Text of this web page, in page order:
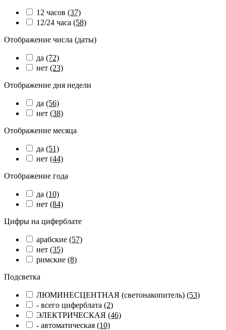
12 часов (37)
12/24 часа (58)
Отображение числа (даты)
да (72)
нет (23)
Отображение дня недели
да (56)
нет (38)
Отображение месяца
да (51)
нет (44)
Отображение года
да (10)
нет (84)
Цифры на циферблате
арабские (57)
нет (35)
римские (8)
Подсветка
ЛЮМИНЕСЦЕНТНАЯ (светонакопитель) (53)
- всего циферблата (2)
ЭЛЕКТРИЧЕСКАЯ (46)
- автоматическая (10)